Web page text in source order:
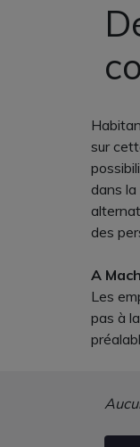
sur
dans
des
A
Les
pas à